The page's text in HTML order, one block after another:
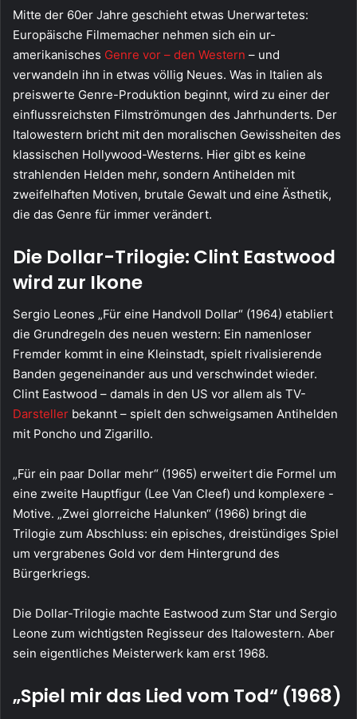
Mitte der 60er Jahre geschieht etwas Unerwartetes:
Europäische Filmemacher nehmen sich ein ur-
amerikanisches Genre vor – den Western – und
verwandeln ihn in etwas völlig Neues. Was in Italien als
preiswerte Genre-Produktion beginnt, wird zu einer der
einflussreichsten Filmströmungen des Jahrhunderts. Der
Italowestern bricht mit den moralischen Gewissheiten des
klassischen Hollywood-Westerns. Hier gibt es keine
strahlenden Helden mehr, sondern Antihelden mit
zweifelhaften Motiven, brutale Gewalt und eine Ästhetik,
die das Genre für immer verändert.
Die Dollar-Trilogie: Clint Eastwood
wird zur Ikone
Sergio Leones „Für eine Handvoll Dollar“ (1964) etabliert
die Grundregeln des neuen western: Ein namenloser
Fremder kommt in eine Kleinstadt, spielt rivalisierende
Banden gegeneinander aus und verschwindet wieder.
Clint Eastwood – damals in den US vor allem als TV-
Darsteller bekannt – spielt den schweigsamen Antihelden
mit Poncho und Zigarillo.
„Für ein paar Dollar mehr“ (1965) erweitert die Formel um
eine zweite Hauptfigur (Lee Van Cleef) und komplexere -
Motive. „Zwei glorreiche Halunken“ (1966) bringt die
Trilogie zum Abschluss: ein episches, dreistündiges Spiel
um vergrabenes Gold vor dem Hintergrund des
Bürgerkriegs.
Die Dollar-Trilogie machte Eastwood zum Star und Sergio
Leone zum wichtigsten Regisseur des Italowestern. Aber
sein eigentliches Meisterwerk kam erst 1968.
„Spiel mir das Lied vom Tod“ (1968)